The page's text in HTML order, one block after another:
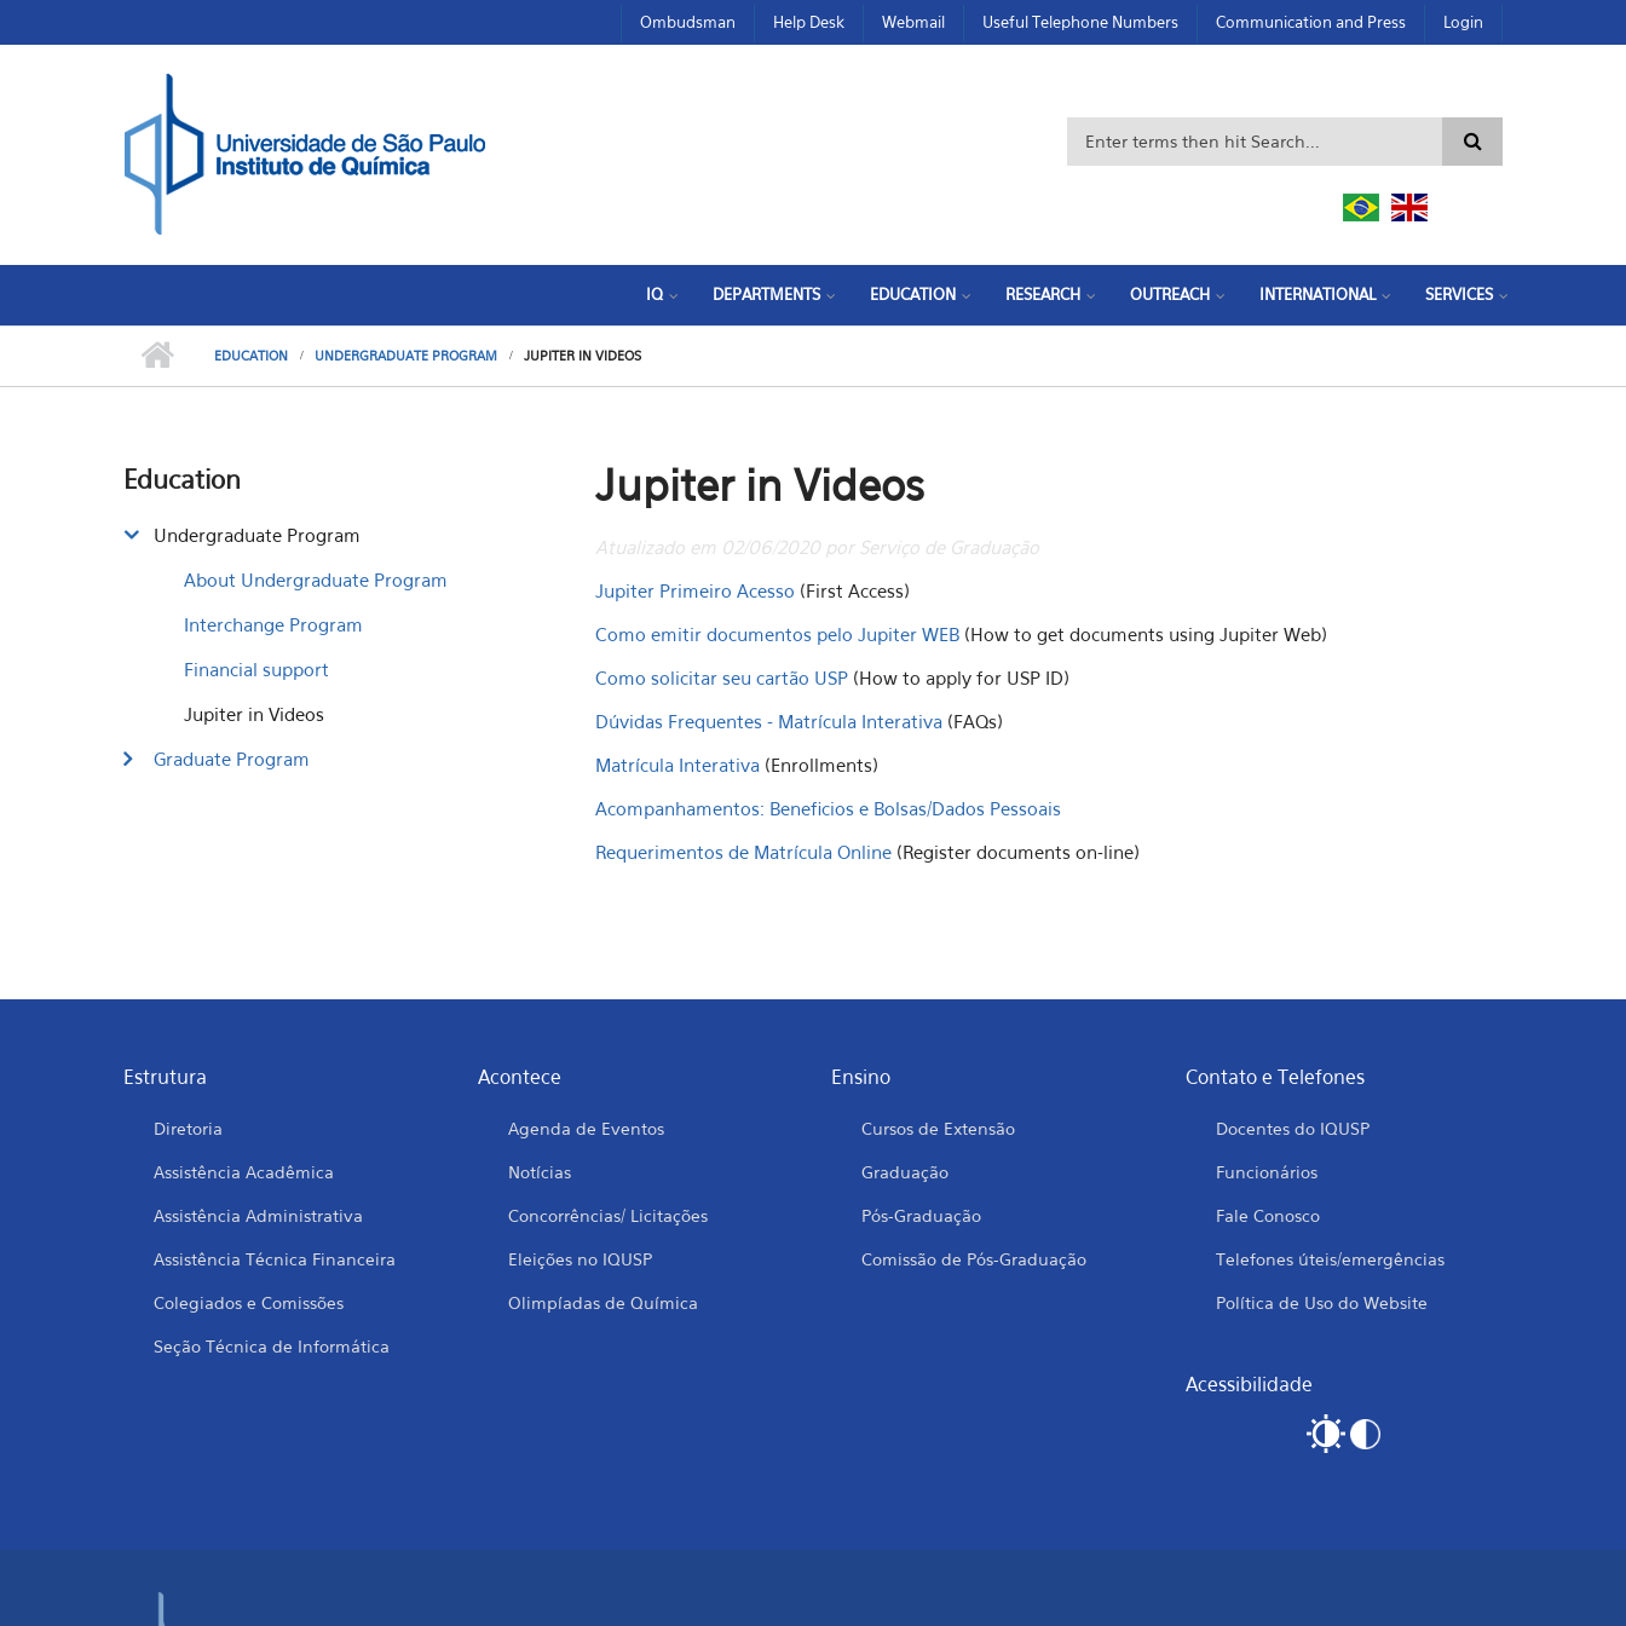
Ombudsman Help Desk Webmail Useful Telephone Numbers Communication and Press Login
Search form
IQ DEPARTMENTS EDUCATION RESEARCH OUTREACH INTERNATIONAL SERVICES
EDUCATION UNDERGRADUATE PROGRAM JUPITER IN VIDEOS
Education
Undergraduate Program
About Undergraduate Program
Interchange Program
Financial support
Jupiter in Videos
Graduate Program
Jupiter in Videos
Atualizado em 02/06/2020 por Serviço de Graduação
Jupiter Primeiro Acesso (First Access)
Como emitir documentos pelo Jupiter WEB (How to get documents using Jupiter Web)
Como solicitar seu cartão USP (How to apply for USP ID)
Dúvidas Frequentes - Matrícula Interativa (FAQs)
Matrícula Interativa (Enrollments)
Acompanhamentos: Beneficios e Bolsas/Dados Pessoais
Requerimentos de Matrícula Online (Register documents on-line)
Estrutura
Diretoria
Assistência Acadêmica
Assistência Administrativa
Assistência Técnica Financeira
Colegiados e Comissões
Seção Técnica de Informática
Acontece
Agenda de Eventos
Notícias
Concorrências/ Licitações
Eleições no IQUSP
Olimpíadas de Química
Ensino
Cursos de Extensão
Graduação
Pós-Graduação
Comissão de Pós-Graduação
Contato e Telefones
Docentes do IQUSP
Funcionários
Fale Conosco
Telefones úteis/emergências
Política de Uso do Website
Acessibilidade